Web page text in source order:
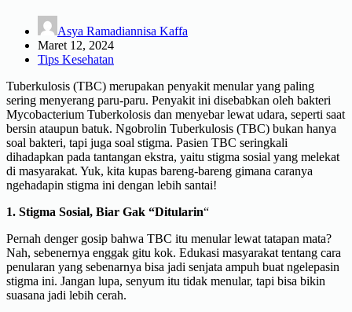
Asya Ramadiannisa Kaffa
Maret 12, 2024
Tips Kesehatan
Tuberkulosis (TBC) merupakan penyakit menular yang paling
sering menyerang paru-paru. Penyakit ini disebabkan oleh bakteri
Mycobacterium Tuberkolosis dan menyebar lewat udara, seperti saat
bersin ataupun batuk. Ngobrolin Tuberkulosis (TBC) bukan hanya
soal bakteri, tapi juga soal stigma. Pasien TBC seringkali
dihadapkan pada tantangan ekstra, yaitu stigma sosial yang melekat
di masyarakat. Yuk, kita kupas bareng-bareng gimana caranya
ngehadapin stigma ini dengan lebih santai!
1. Stigma Sosial, Biar Gak “Ditularin“
Pernah denger gosip bahwa TBC itu menular lewat tatapan mata?
Nah, sebenernya enggak gitu kok. Edukasi masyarakat tentang cara
penularan yang sebenarnya bisa jadi senjata ampuh buat ngelepasin
stigma ini. Jangan lupa, senyum itu tidak menular, tapi bisa bikin
suasana jadi lebih cerah.